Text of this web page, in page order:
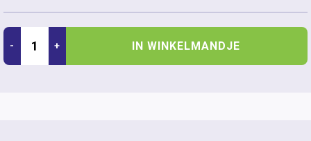
- + IN WINKELMANDJE